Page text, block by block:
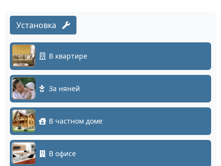
Установка
В квартире
За няней
В частном доме
В офисе